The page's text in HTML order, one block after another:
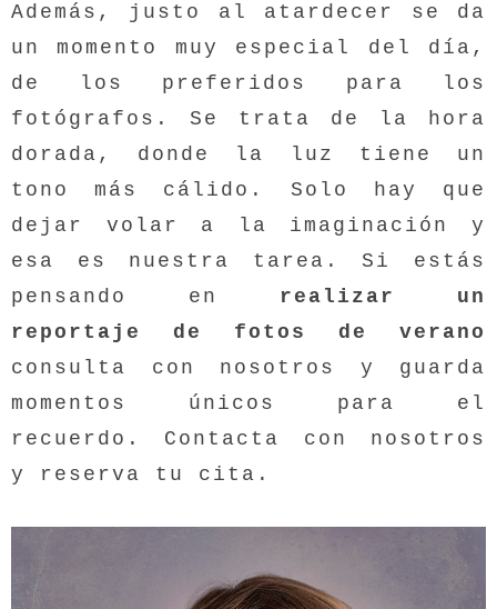
Además, justo al atardecer se da
un momento muy especial del día,
de los preferidos para los
fotógrafos. Se trata de la hora
dorada, donde la luz tiene un
tono más cálido. Solo hay que
dejar volar a la imaginación y
esa es nuestra tarea. Si estás
pensando en realizar un
reportaje de fotos de verano
consulta con nosotros y guarda
momentos únicos para el
recuerdo. Contacta con nosotros
y reserva tu cita.